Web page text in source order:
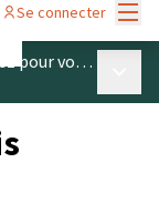
Se connecter
Fabriqué à Lyon (et ses alentours !) #1 : votez pour vos produits préférés